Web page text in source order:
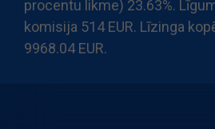
procentu likme) 23.63%.
komisija 514 EUR. Līzinga
9968.04 EUR.